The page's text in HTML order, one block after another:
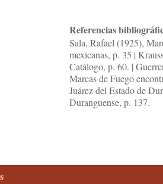
Referencias
Sala, Rafael (1925),
mexicanas, p. 35 |
Catálogo, p. 60. |
Marcas de Fuego
Juárez del Estado de
Duranguense, p. 137.